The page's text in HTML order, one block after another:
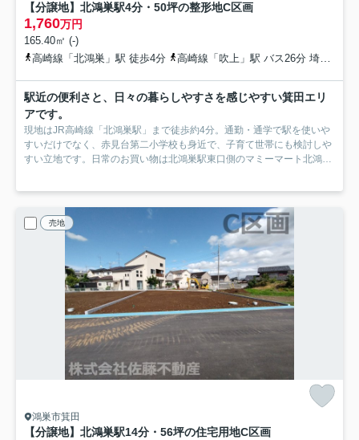
【分譲地】北鴻巣駅4分・50坪の整形地C区画
1,760万円
165.40㎡ (-)
高崎線「北鴻巣」駅 徒歩4分
高崎線「吹上」駅 バス26分 埼玉県鴻巣市「赤見台第二小前」 停歩6分
駅近の便利さと、日々の暮らしやすさを感じやすい箕田エリ
アです。
現地はJR高崎線「北鴻巣駅」まで徒歩約4分。通勤・通学で駅を使いや
すいだけでなく、赤見台第二小学校も身近で、子育て世帯にも検討しや
すい立地です。日常のお買い物は北鴻巣駅東口側のマミーマート北鴻巣
す。
売地
鴻巣市箕田
【分譲地】北鴻巣駅14分・56坪の住宅用地C区画